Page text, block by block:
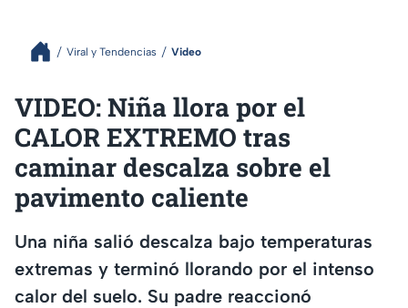
Viral y Tendencias Video
VIDEO: Niña llora por el
CALOR EXTREMO tras
caminar descalza sobre el
pavimento caliente
Una niña salió descalza bajo temperaturas
extremas y terminó llorando por el intenso
calor del suelo. Su padre reaccionó